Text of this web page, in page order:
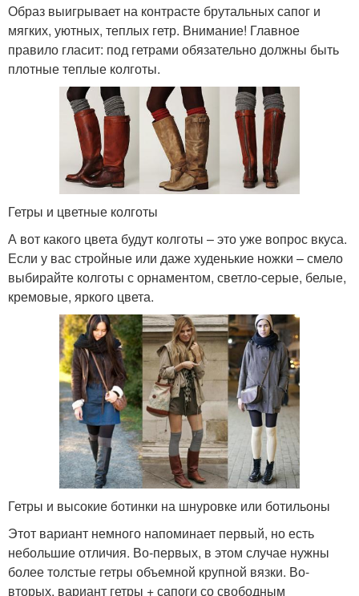
Образ выигрывает на контрасте брутальных сапог и
мягких, уютных, теплых гетр. Внимание! Главное
правило гласит: под гетрами обязательно должны быть
плотные теплые колготы.
Гетры и цветные колготы
А вот какого цвета будут колготы – это уже вопрос вкуса.
Если у вас стройные или даже худенькие ножки – смело
выбирайте колготы с орнаментом, светло-серые, белые,
кремовые, яркого цвета.
Гетры и высокие ботинки на шнуровке или ботильоны
Этот вариант немного напоминает первый, но есть
небольшие отличия. Во-первых, в этом случае нужны
более толстые гетры объемной крупной вязки. Во-
вторых, вариант гетры + сапоги со свободным